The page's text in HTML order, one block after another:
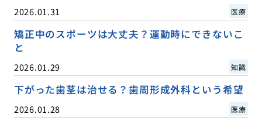
2026.01.31 医療
矯正中のスポーツは大丈夫？運動時にできないこ
と
2026.01.29 知識
下がった歯茎は治せる？歯周形成外科という希望
2026.01.28 医療